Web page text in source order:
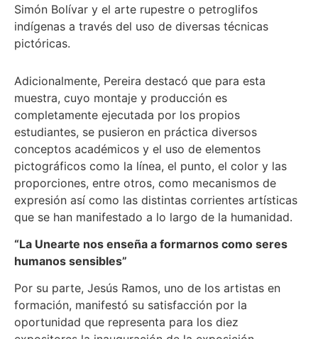
Simón Bolívar y el arte rupestre o petroglifos
indígenas a través del uso de diversas técnicas
pictóricas.
Adicionalmente, Pereira destacó que para esta
muestra, cuyo montaje y producción es
completamente ejecutada por los propios
estudiantes, se pusieron en práctica diversos
conceptos académicos y el uso de elementos
pictográficos como la línea, el punto, el color y las
proporciones, entre otros, como mecanismos de
expresión así como las distintas corrientes artísticas
que se han manifestado a lo largo de la humanidad.
“La Unearte nos enseña a formarnos como seres
humanos sensibles”
Por su parte, Jesús Ramos, uno de los artistas en
formación, manifestó su satisfacción por la
oportunidad que representa para los diez